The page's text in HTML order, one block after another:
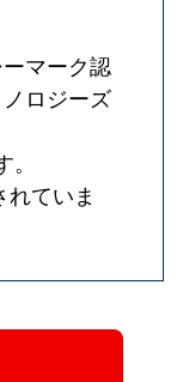
マーク認
ロジーズ
ていま